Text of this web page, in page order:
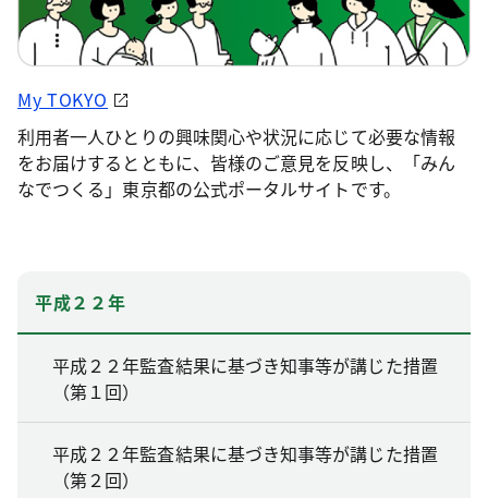
My TOKYO
利用者一人ひとりの興味関心や状況に応じて必要な情報
をお届けするとともに、皆様のご意見を反映し、「みん
なでつくる」東京都の公式ポータルサイトです。
平成２２年
平成２２年監査結果に基づき知事等が講じた措置
（第１回）
平成２２年監査結果に基づき知事等が講じた措置
（第２回）